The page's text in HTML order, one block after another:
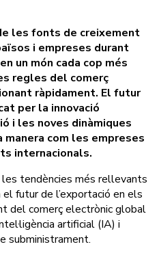
les fonts de creixement
i empreses durant
un món cada cop més
regles del comerç
ràpidament. El futur
per la innovació
i les noves dinàmiques
manera com les empreses
internacionals.
tendències més rellevants
futur de l’exportació en els
del comerç electrònic global
artificial (IA) i
subministrament.